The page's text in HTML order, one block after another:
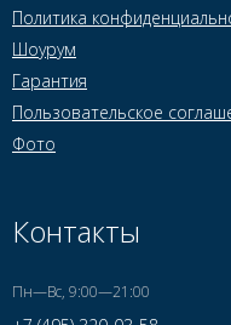
Политика
Шоурум
Гарантия
Пользовательское
Фото
Контакты
Пн—Вс, 9:00—21:00